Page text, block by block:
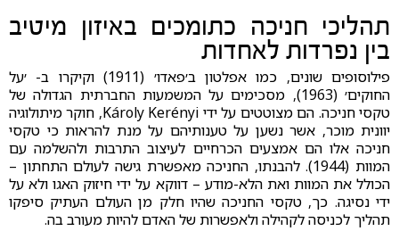
תהליכי חניכה כתומכים באיזון מיטיב
בין נפרדות לאחדות
פילוסופים שונים, כמו אפלטון ב׳פאדו׳ (1911) וקיקרו ב- ׳על
החוקים׳ (1963), מסכימים על המשמעות החברתית הגדולה של
טקסי חניכה. הם מצוטטים על ידי Károly Kerényi, חוקר מיתולוגיה
יוונית מוכר, אשר נשען על טענותיהם על מנת להראות כי טקסי
חניכה אלו הם אמצעים הכרחיים לעיצוב התרבות ולהשלמה עם
המוות (1944). להבנתו, החניכה מאפשרת גישה לעולם התחתון –
הכולל את המוות ואת הלא-מודע – דווקא על ידי חיזוק האגו ולא על
ידי נסיגה. כך, טקסי החניכה שהיו חלק מן העולם העתיק סיפקו
תהליך לכניסה לקהילה ולאפשרות של האדם להיות מעורב בה.